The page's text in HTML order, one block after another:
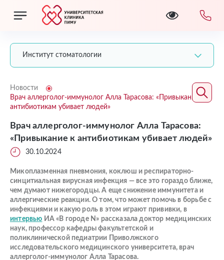
Институт стоматологии
Новости
Врач аллерголог-иммунолог Алла Тарасова: «Привыкание к
антибиотикам убивает людей»
Врач аллерголог-иммунолог Алла Тарасова:
«Привыкание к антибиотикам убивает людей»
30.10.2024
Микоплазменная пневмония, коклюш и респираторно-
синцитиальная вирусная инфекция — все это гораздо ближе,
чем думают нижегородцы. А еще снижение иммунитета и
аллергические реакции. О том, что может помочь в борьбе с
инфекциями и какую роль в этом играют прививки, в
интервью ИА «В городе N» рассказала доктор медицинских
наук, профессор кафедры факультетской и
поликлинической педиатрии Приволжского
исследовательского медицинского университета, врач
аллерголог-иммунолог Алла Тарасова.